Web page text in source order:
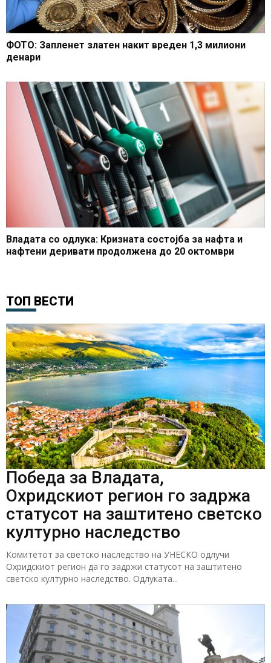
ФОТО: Запленет златен накит вреден 1,3 милиони
денари
Владата со одлука: Кризната состојба за нафта и
нафтени деривати продолжена до 20 октомври
ТОП ВЕСТИ
Победа за Владата,
Охридскиот регион го задржа
статусот на заштитено светско
културно наследство
Комитетот за светско наследство на УНЕСКО одлучи
Охридскиот регион да го задржи статусот на заштитено
светско културно наследство. Одлуката...